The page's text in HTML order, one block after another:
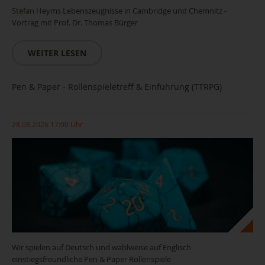
Stefan Heyms Lebenszeugnisse in Cambridge und Chemnitz -
Vortrag mit Prof. Dr. Thomas Bürger
WEITER LESEN
Pen & Paper - Rollenspieletreff & Einführung (TTRPG)
28.08.2026 17:00 Uhr
Wir spielen auf Deutsch und wahlweise auf Englisch
einstiegsfreundliche Pen & Paper Rollenspiele